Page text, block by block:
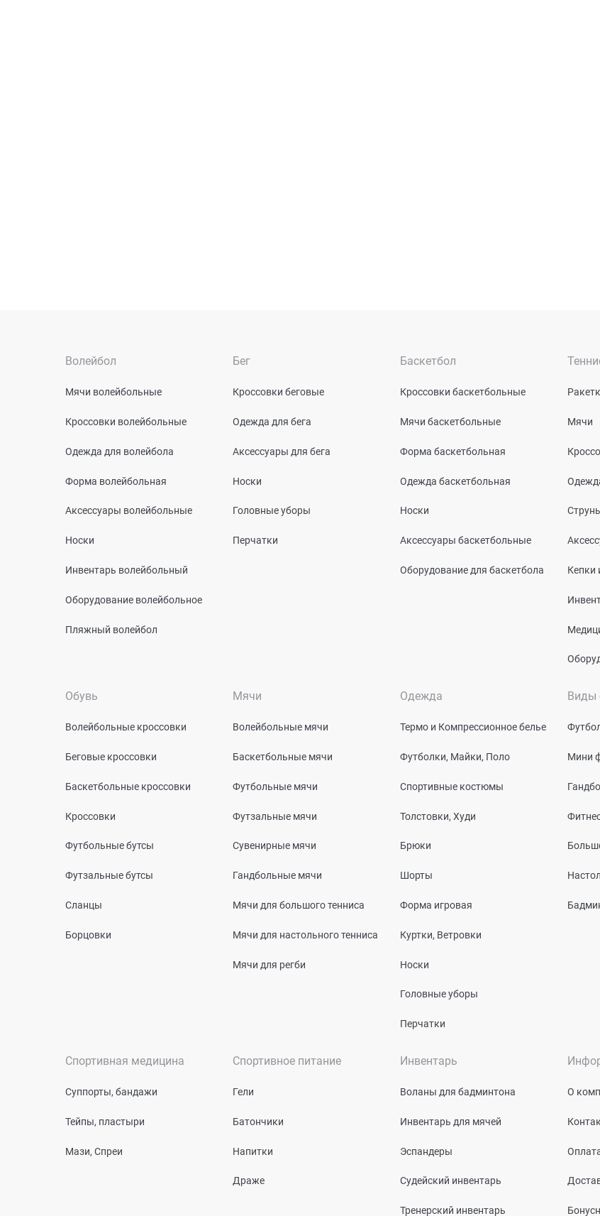
Волейбол
Мячи волейбольные
Кроссовки волейбольные
Одежда для волейбола
Форма волейбольная
Аксессуары волейбольные
Носки
Инвентарь волейбольный
Оборудование волейбольное
Пляжный волейбол
Бег
Кроссовки беговые
Одежда для бега
Аксессуары для бега
Носки
Головные уборы
Перчатки
Баскетбол
Кроссовки баскетбольные
Мячи баскетбольные
Форма баскетбольная
Одежда баскетбольная
Носки
Аксессуары баскетбольные
Оборудование для баскетбола
Мячи
Кепки
Обувь
Волейбольные кроссовки
Беговые кроссовки
Баскетбольные кроссовки
Кроссовки
Футбольные бутсы
Футзальные бутсы
Сланцы
Борцовки
Мячи
Волейбольные мячи
Баскетбольные мячи
Футбольные мячи
Футзальные мячи
Сувенирные мячи
Гандбольные мячи
Мячи для большого тенниса
Мячи для настольного тенниса
Мячи для регби
Одежда
Термо и Компрессионное белье
Футболки, Майки, Поло
Спортивные костюмы
Толстовки, Худи
Брюки
Шорты
Форма игровая
Куртки, Ветровки
Носки
Головные уборы
Перчатки
Виды
Мини
Спортивная медицина
Суппорты, бандажи
Тейпы, пластыри
Мази, Спреи
Спортивное питание
Гели
Батончики
Напитки
Драже
Инвентарь
Воланы для бадминтона
Инвентарь для мячей
Эспандеры
Судейский инвентарь
Тренерский инвентарь
О